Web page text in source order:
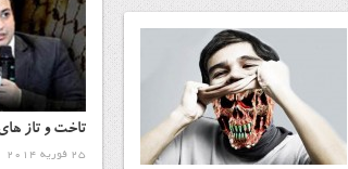
تاخت و تاز
25 فوریه 2014